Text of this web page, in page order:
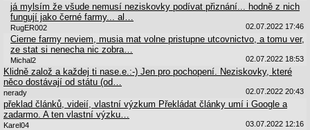
já mylsím že všude nemusí neziskovky podívat přiznání... hodně z nich
fungují jako černé farmy... al…
RugER002 02.07.2022 17:46
Cierne farmy neviem, musia mat volne pristupne utcovnictvo, a tomu ver,
ze stat si nenecha nic zobra…
Michal2 02.07.2022 18:53
Klidně založ a každej ti nase.e.:-) Jen pro pochopení. Neziskovky, které
něco dostávají od státu (od…
nerady 02.07.2022 20:43
překlad článků, videií, vlastní výzkum Překládat články umí i Google a
zadarmo. A ten vlastní výzku…
Karel04 03.07.2022 12:16